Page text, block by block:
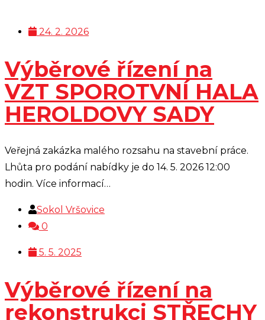
24. 2. 2026
Výběrové řízení na
VZT SPOROTVNÍ HALA
HEROLDOVY SADY
Veřejná zakázka malého rozsahu na stavební práce.
Lhůta pro podání nabídky je do 14. 5. 2026 12:00
hodin. Více informací…
Sokol Vršovice
0
5. 5. 2025
Výběrové řízení na
rekonstrukci STŘECHY